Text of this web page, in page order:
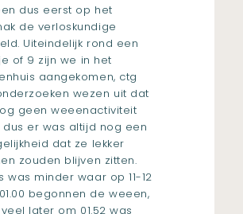
dus eerst op het
de verloskundige
Uiteindelijk rond een
of 9 zijn we in het
aangekomen, ctg
wezen uit dat
geen weeenactiviteit
dus er was altijd nog een
dat ze lekker
zouden blijven zitten.
was minder waar op 11-12
begonnen de weeen,
later om 01.52 was